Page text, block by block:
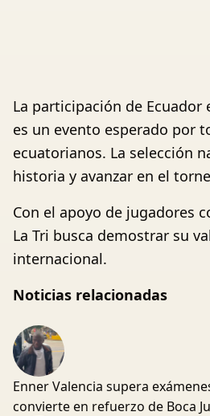
La participación de Ecuador
es un evento esperado por
ecuatorianos. La selección
historia y avanzar en el
Con el apoyo de jugadores
La Tri busca demostrar su
internacional.
Noticias relacionadas
Enner Valencia supera
convierte en refuerzo de Boca